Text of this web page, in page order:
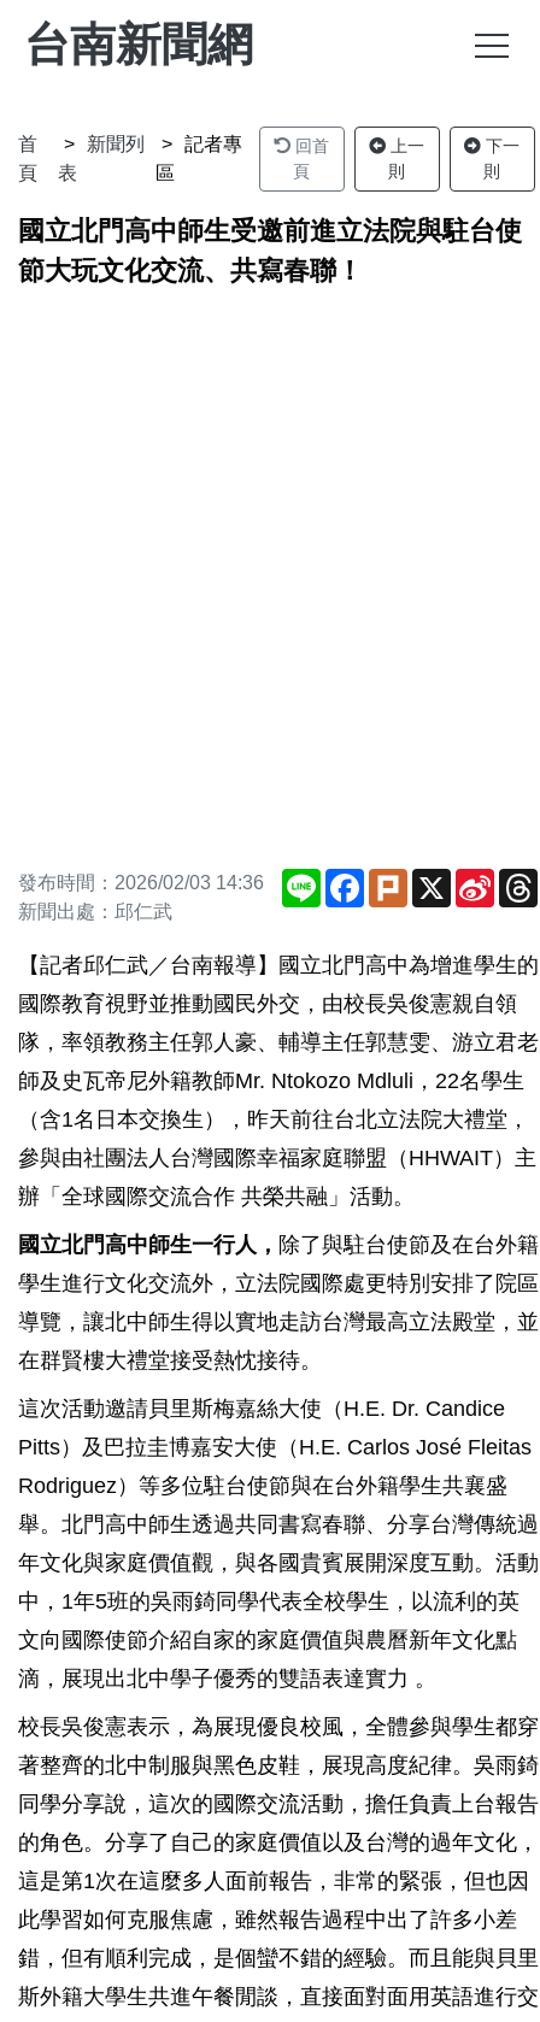
台南新聞網
首
頁
新聞列
表
記者專
區
回首
頁
上一
則
下一
則
國立北門高中師生受邀前進立法院與駐台使
節大玩文化交流、共寫春聯！
發布時間：2026/02/03 14:36
新聞出處：邱仁武
Line Facebook
Plurk X
Sina
【記者邱仁武／台南報導】國立北門高中為增進學生的
國際教育視野並推動國民外交，由校長吳俊憲親自領
隊，率領教務主任郭人豪、輔導主任郭慧雯、游立君老
師及史瓦帝尼外籍教師Mr. Ntokozo Mdluli，22名學生
（含1名日本交換生），昨天前往台北立法院大禮堂，
參與由社團法人台灣國際幸福家庭聯盟（HHWAIT）主
辦「全球國際交流合作 共榮共融」活動。
國立北門高中師生一行人， 除了與駐台使節及在台外籍
學生進行文化交流外，立法院國際處更特別安排了院區
導覽，讓北中師生得以實地走訪台灣最高立法殿堂，並
在群賢樓大禮堂接受熱忱接待。
這次活動邀請貝里斯梅嘉絲大使（H.E. Dr. Candice
Pitts）及巴拉圭博嘉安大使（H.E. Carlos José Fleitas
Rodriguez）等多位駐台使節與在台外籍學生共襄盛
舉。北門高中師生透過共同書寫春聯、分享台灣傳統過
年文化與家庭價值觀，與各國貴賓展開深度互動。活動
中，1年5班的吳雨錡同學代表全校學生，以流利的英
文向國際使節介紹自家的家庭價值與農曆新年文化點
滴，展現出北中學子優秀的雙語表達實力 。
校長吳俊憲表示， 為展現優良校風，全體參與學生都穿
著整齊的北中制服與黑色皮鞋，展現高度紀律。吳雨錡
同學分享說，這次的國際交流活動，擔任負責上台報告
的角色。分享了自己的家庭價值以及台灣的過年文化，
這是第1次在這麼多人面前報告，非常的緊張，但也因
此學習如何克服焦慮，雖然報告過程中出了許多小差
錯，但有順利完成，是個蠻不錯的經驗。而且能與貝里
斯外籍大學生共進午餐閒談，直接面對面用英語進行交